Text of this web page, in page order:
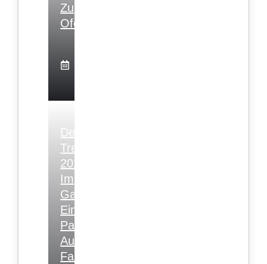
Zu
Ofengemüse
Deko-
Trends
2024
Im
Garten:
Ein
Paradies
Aus
Farben